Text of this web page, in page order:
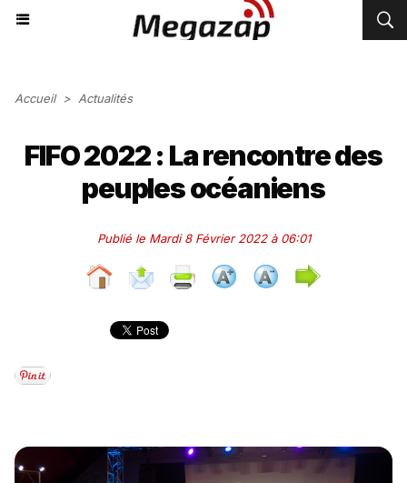
Accueil > Actualités
FIFO 2022 : La rencontre des
peuples océaniens
Publié le Mardi 8 Février 2022 à 06:01